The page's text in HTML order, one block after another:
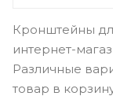
Кронштейны
интернет-
Различные
товар в